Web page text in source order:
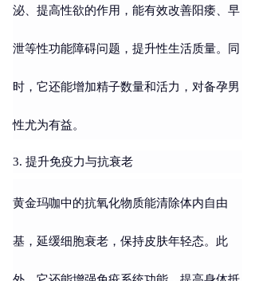
泌、提高性欲的作用，能有效改善阳痿、早
泄等性功能障碍问题，提升性生活质量。同
时，它还能增加精子数量和活力，对备孕男
性尤为有益。
3. 提升免疫力与抗衰老
黄金玛咖中的抗氧化物质能清除体内自由
基，延缓细胞衰老，保持皮肤年轻态。此